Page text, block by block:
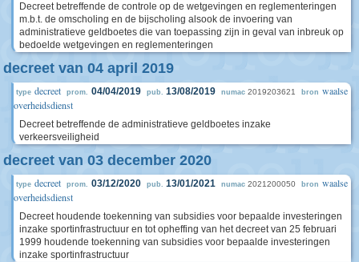
Decreet betreffende de controle op de wetgevingen en reglementeringen
m.b.t. de omscholing en de bijscholing alsook de invoering van
administratieve geldboetes die van toepassing zijn in geval van inbreuk op
bedoelde wetgevingen en reglementeringen
decreet van 04 april 2019
type decreet prom. 04/04/2019 pub. 13/08/2019 numac 2019203621 bron waalse
overheidsdienst
Decreet betreffende de administratieve geldboetes inzake
verkeersveiligheid
decreet van 03 december 2020
type decreet prom. 03/12/2020 pub. 13/01/2021 numac 2021200050 bron waalse
overheidsdienst
Decreet houdende toekenning van subsidies voor bepaalde investeringen
inzake sportinfrastructuur en tot opheffing van het decreet van 25 februari
1999 houdende toekenning van subsidies voor bepaalde investeringen
inzake sportinfrastructuur